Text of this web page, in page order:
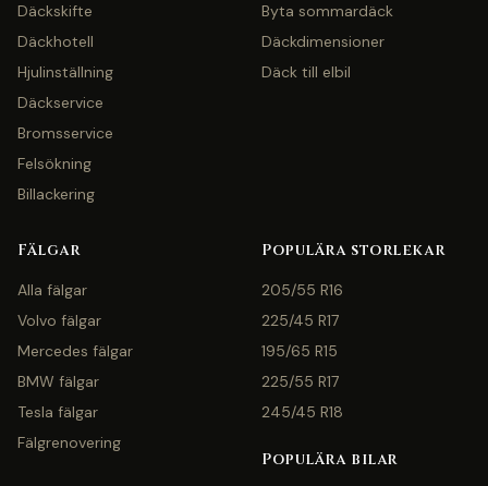
Däckskifte
Däckhotell
Hjulinställning
Däckservice
Bromsservice
Felsökning
Billackering
Byta sommardäck
Däckdimensioner
Däck till elbil
Fälgar
Alla fälgar
Volvo fälgar
Mercedes fälgar
BMW fälgar
Tesla fälgar
Fälgrenovering
Populära storlekar
205/55 R16
225/45 R17
195/65 R15
225/55 R17
245/45 R18
Populära bilar